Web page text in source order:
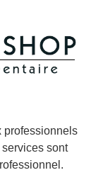
professionnels
sont